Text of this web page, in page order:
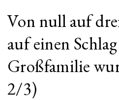
Von null auf
auf einen
Großfamilie
2/3)